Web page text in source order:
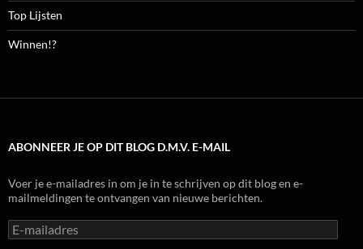
Top Lijsten
Winnen!?
ABONNEER JE OP DIT BLOG D.M.V. E-MAIL
Voer je e-mailadres in om je in te schrijven op dit blog en e-
mailmeldingen te ontvangen van nieuwe berichten.
E-
mailadres